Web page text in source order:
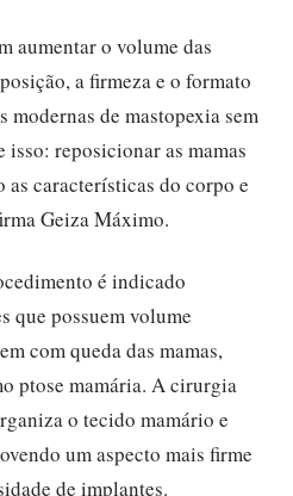
aumentar o volume das
a firmeza e o formato
modernas de mastopexia sem
isso: reposicionar as mamas
características do corpo e
Geiza Máximo.
é indicado
que possuem volume
com queda das mamas,
ptose mamária. A cirurgia
o tecido mamário e
um aspecto mais firme
de implantes.